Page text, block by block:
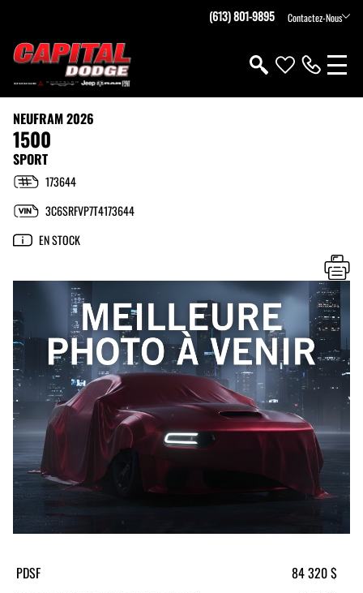
(613) 801-9895 Contactez-Nous
NEUFRAM 2026
1500
SPORT
173644
3C6SRFVP7T4173644
EN STOCK
PDSF
84 320 $